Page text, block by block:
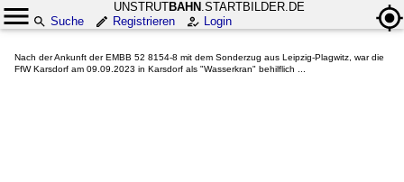
UNSTRUTBAHN .STARTBILDER.DE
Suche
Registrieren Login
Nach der Ankunft der EMBB 52 8154-8 mit dem Sonderzug aus Leipzig-Plagwitz, war die
FfW Karsdorf am 09.09.2023 in Karsdorf als "Wasserkran" behilflich ...